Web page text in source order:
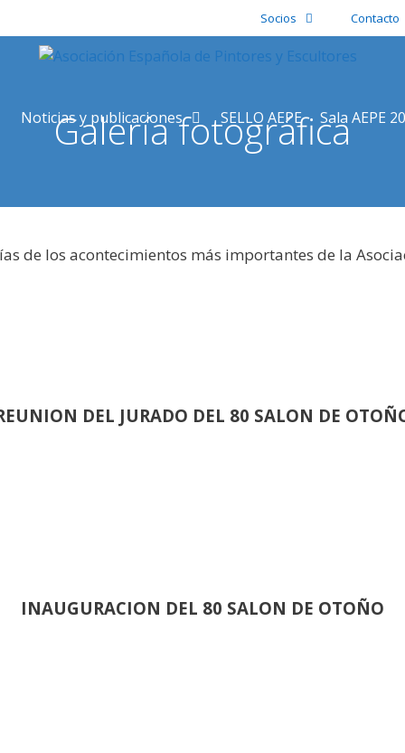
Socios Contacto
Noticias y publicaciones SELLO AEPE Sala AEPE
Galería fotográfica
de los acontecimientos más importantes de la
DEL JURADO DEL 80 SALON DE
INAUGURACION DEL 80 SALON DE OTOÑO